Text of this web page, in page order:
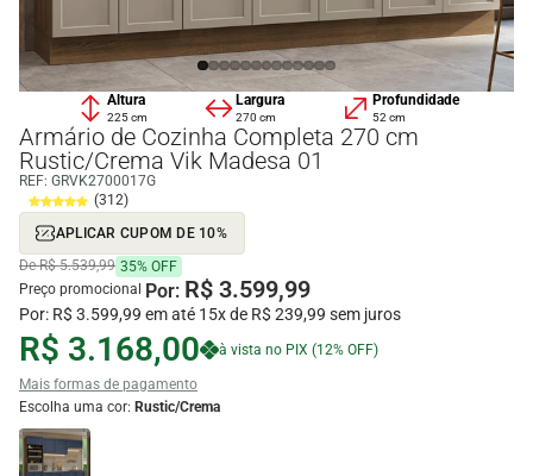
Altura
225 cm
Largura
270 cm
Profundidade
52 cm
Armário de Cozinha Completa 270 cm
Rustic/Crema Vik Madesa 01
REF: GRVK2700017G
(312)
APLICAR CUPOM DE 10%
De R$ 5.539,99 35% OFF
Preço promocional Por: R$ 3.599,99
Por: R$ 3.599,99 em até 15x de R$ 239,99 sem juros
R$ 3.168,00 à vista no PIX (12% OFF)
Mais formas de pagamento
Escolha uma cor: Rustic/Crema